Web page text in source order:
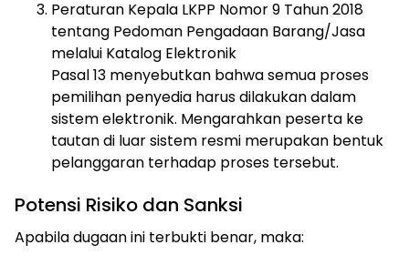
Peraturan Kepala LKPP Nomor 9 Tahun 2018
tentang Pedoman Pengadaan Barang/Jasa
melalui Katalog Elektronik
Pasal 13 menyebutkan bahwa semua proses
pemilihan penyedia harus dilakukan dalam
sistem elektronik. Mengarahkan peserta ke
tautan di luar sistem resmi merupakan bentuk
pelanggaran terhadap proses tersebut.
Potensi Risiko dan Sanksi
Apabila dugaan ini terbukti benar, maka: